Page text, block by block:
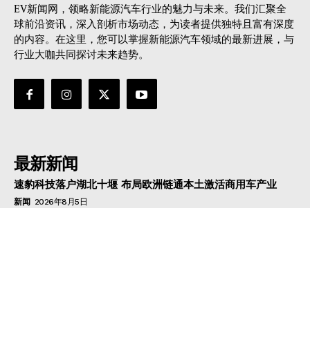
EV新闻网，领略新能源汽车行业的魅力与未来。我们汇聚全
球前沿资讯，深入剖析市场动态，为读者提供独特且富有深度
的内容。在这里，您可以掌握新能源汽车领域的最新进展，与
行业大咖共同探讨未来趋势。
最新新闻
速豹科技落户湖北十堰 布局欧洲链通本土激活商用车产业
新闻 2026年8月5日